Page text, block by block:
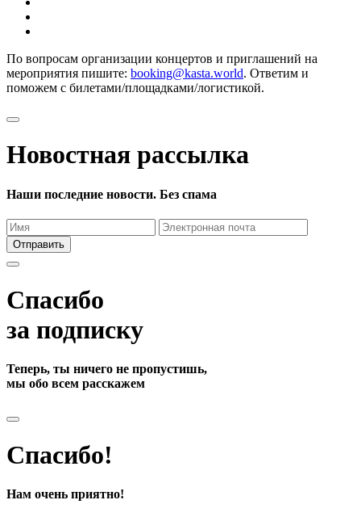
По вопросам организации концертов и приглашений на
мероприятия пишите: booking@kasta.world. Ответим и
поможем с билетами/площадками/логистикой.
Новостная рассылка
Наши последние новости. Без спама
Отправить
Спасибо
за подписку
Теперь, ты ничего не пропустишь,
мы обо всем расскажем
Спасибо!
Нам очень приятно!